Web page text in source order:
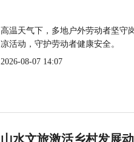
高温天气下，多地户外劳动者坚守
凉活动，守护劳动者健康安全。
2026-08-07 14:07
山水文旅激活乡村发展